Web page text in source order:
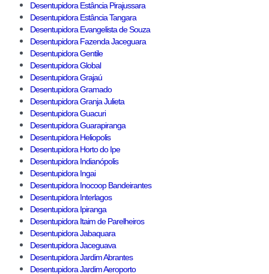
Desentupidora Estância Pirajussara
Desentupidora Estância Tangara
Desentupidora Evangelista de Souza
Desentupidora Fazenda Jaceguara
Desentupidora Gentile
Desentupidora Global
Desentupidora Grajaú
Desentupidora Gramado
Desentupidora Granja Julieta
Desentupidora Guacuri
Desentupidora Guarapiranga
Desentupidora Heliopolis
Desentupidora Horto do Ipe
Desentupidora Indianópolis
Desentupidora Ingai
Desentupidora Inocoop Bandeirantes
Desentupidora Interlagos
Desentupidora Ipiranga
Desentupidora Itaim de Parelheiros
Desentupidora Jabaquara
Desentupidora Jaceguava
Desentupidora Jardim Abrantes
Desentupidora Jardim Aeroporto